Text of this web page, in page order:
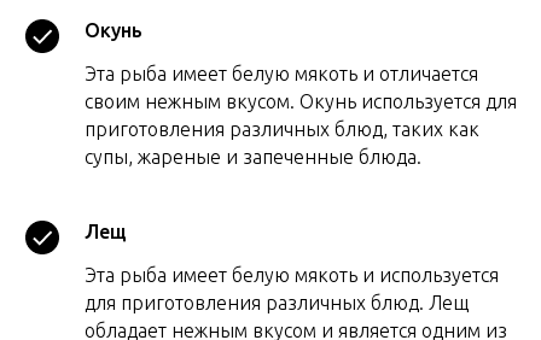
Окунь
Эта рыба имеет белую мякоть и отличается
своим нежным вкусом. Окунь используется для
приготовления различных блюд, таких как
супы, жареные и запеченные блюда.
Лещ
Эта рыба имеет белую мякоть и используется
для приготовления различных блюд. Лещ
обладает нежным вкусом и является одним из